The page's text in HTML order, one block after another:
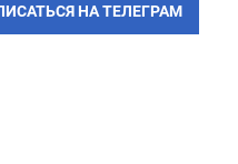
НА ТЕЛЕГРАМ